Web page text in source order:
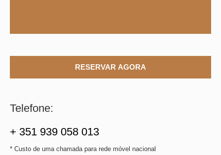
Telefone:
+ 351 939 058 013
* Custo de uma chamada para rede móvel nacional
RESERVAR AGORA